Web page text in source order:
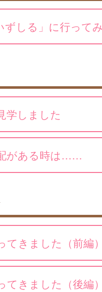
ずしる」に行って
学しました
がある時は……
てきました（前編
てきました（後編